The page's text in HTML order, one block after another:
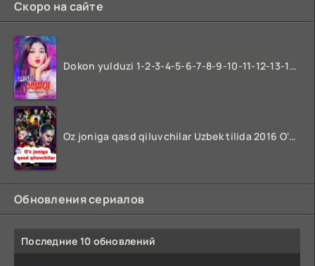
Скоро на сайте
Dokon yulduzi 1-2-3-4-5-6-7-8-9-10-11-12-13-14-15-16-17 Qism Uzbek tilida koreya seryali barcha qismlari o'zbek tilida
Oz joniga qasd qiluvchilar Uzbek tilida 2016 O'zbekcha tarjima kino 720p HD skachat
Обновления сериалов
Последние 10 обновлений